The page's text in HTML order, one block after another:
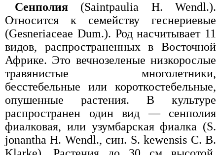
Сенполия (Saintpaulia H. Wendl.).
Относится к семейству геснериевые
(Gesneriaceae Dum.). Род насчитывает 11
видов, распространенных в Восточной
Африке. Это вечнозеленые низкорослые
травянистые многолетники,
бесстебельные или короткостебельные,
опушенные растения. В культуре
распространен один вид — сенполия
фиалковая, или узумбарская фиалка (S.
jonantha H. Wendl., син. S. kewensis С. В.